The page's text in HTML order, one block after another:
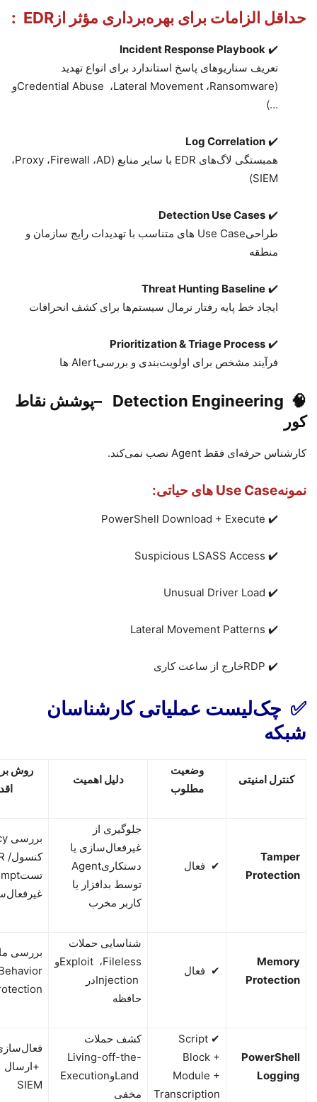
حداقل الزامات برای بهره‌برداری مؤثر از EDR
:
✔️
Incident Response Playbook
تعریف سناریوهای پاسخ استاندارد برای انواع تهدید
(
Ransomware، Lateral Movement، Credential Abuseو
…
)
✔️
Log Correlation
همبستگی لاگ‌های EDR با سایر منابع (
AD، Firewall، Proxy،
SIEM
)
✔️
Detection Use Cases
طراحیUse Case های متناسب با تهدیدات رایج سازمان و
منطقه
✔️
Threat Hunting Baseline
ایجاد خط پایه رفتار نرمال سیستم‌ها برای کشف انحرافات
✔️
Prioritization & Triage Process
فرآیند مشخص برای اولویت‌بندی و بررسیAlert ها
🧠
Detection Engineering
–پوشش نقاط
کور
کارشناس حرفه‌ای فقط Agent نصب نمی‌کند.
نمونهUse Case های حیاتی:
PowerShell Download + Execute ✔️
Suspicious LSASS Access ✔️
Unusual Driver Load ✔️
Lateral Movement Patterns ✔️
RDP ✔️خارج از ساعت کاری
✅ چک‌لیست عملیاتی کارشناسان
شبکه
کنترل امنیتی
وضعیت
مطلوب
دلیل اهمیت
روش
Tamper
Protection
✔ فعال
جلوگیری از
غیرفعال‌سازی یا
دستکاریAgent
توسط بدافزار یا
کاربر مخرب
بررسی
کنسول/
تست
Memory
Protection
✔ فعال
شناسایی حملات
Fileless، Exploitو
Injectionدر
حافظه
بررسی
PowerShell
Logging
✔
Script
Block +
Module +
Transcription
کشف حملات
Living-off-the-
LandوExecution
مخفی
+ارسال
SIEM